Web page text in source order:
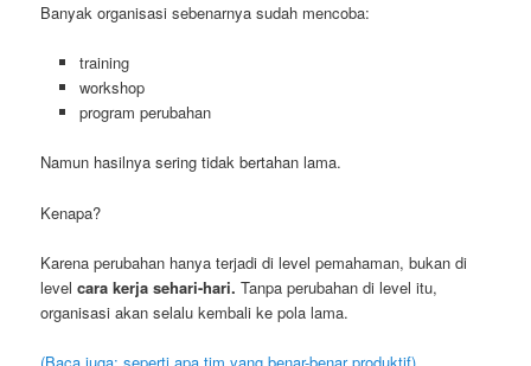
Banyak organisasi sebenarnya sudah mencoba:
training
workshop
program perubahan
Namun hasilnya sering tidak bertahan lama.
Kenapa?
Karena perubahan hanya terjadi di level pemahaman, bukan di
levelcara kerja sehari-hari. Tanpa perubahan di level itu,
organisasi akan selalu kembali ke pola lama.